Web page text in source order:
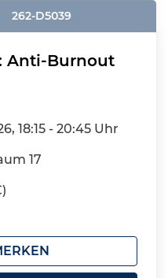
262-D5039
Anti-Burnout
18:15 - 20:45 Uhr
17